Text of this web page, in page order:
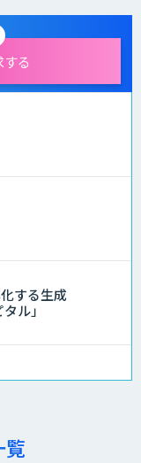
る
する生成
ル」
ンサルティング
覧